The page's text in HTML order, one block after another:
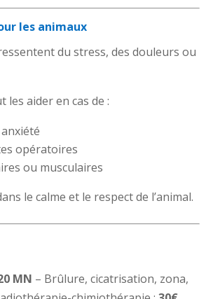
les animaux
du stress, des douleurs ou
les aider en cas de :
opératoires
ou musculaires
le calme et le respect de l’animal.
MN – Brûlure, cicatrisation, zona,